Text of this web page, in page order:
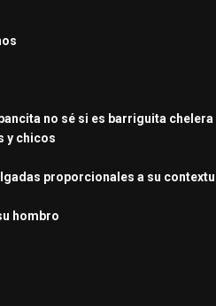
no sé si es barriguita
y chicos
proporcionales a su
hombro